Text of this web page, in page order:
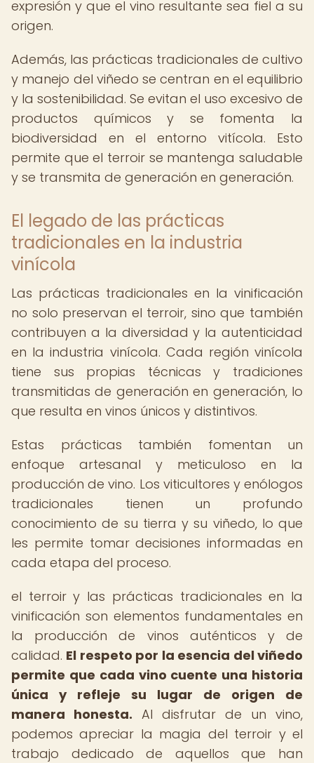
expresión y que el vino resultante sea fiel a su
origen.
Además, las prácticas tradicionales de cultivo
y manejo del viñedo se centran en el equilibrio
y la sostenibilidad. Se evitan el uso excesivo de
productos químicos y se fomenta la
biodiversidad en el entorno vitícola. Esto
permite que el terroir se mantenga saludable
y se transmita de generación en generación.
El legado de las prácticas
tradicionales en la industria
vinícola
Las prácticas tradicionales en la vinificación
no solo preservan el terroir, sino que también
contribuyen a la diversidad y la autenticidad
en la industria vinícola. Cada región vinícola
tiene sus propias técnicas y tradiciones
transmitidas de generación en generación, lo
que resulta en vinos únicos y distintivos.
Estas prácticas también fomentan un
enfoque artesanal y meticuloso en la
producción de vino. Los viticultores y enólogos
tradicionales tienen un profundo
conocimiento de su tierra y su viñedo, lo que
les permite tomar decisiones informadas en
cada etapa del proceso.
el terroir y las prácticas tradicionales en la
vinificación son elementos fundamentales en
la producción de vinos auténticos y de
calidad. El respeto por la esencia del viñedo
permite que cada vino cuente una historia
única y refleje su lugar de origen de
manera honesta. Al disfrutar de un vino,
podemos apreciar la magia del terroir y el
trabajo dedicado de aquellos que han